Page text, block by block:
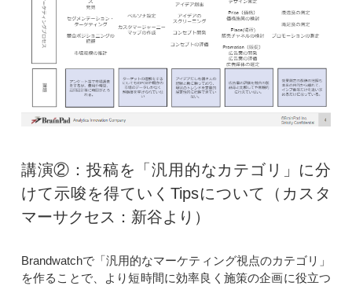
講演②：投稿を「汎用的なカテゴリ」に分
けて示唆を得ていくTipsについて（カスタ
マーサクセス：新谷より）
Brandwatchで「汎用的なマーケティング視点のカテゴリ」
を作ることで、より短時間に効率良く施策の企画に役立つ